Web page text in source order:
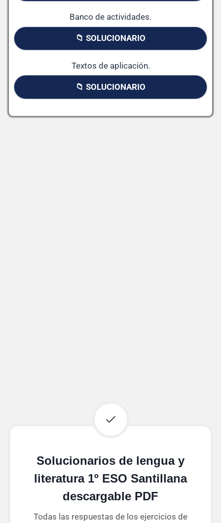
Banco de actividades.
📁 SOLUCIONARIO
Textos de aplicación.
📁 SOLUCIONARIO
Solucionarios de lengua y
literatura 1º ESO Santillana
descargable PDF
Todas las respuestas de los ejercicios de